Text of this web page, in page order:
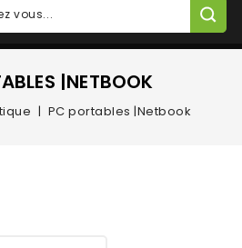
|NETBOOK
PC portables |Netbook